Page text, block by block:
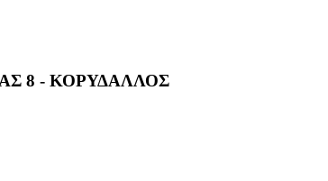
8 - ΚΟΡΥΔΑΛΛΟΣ